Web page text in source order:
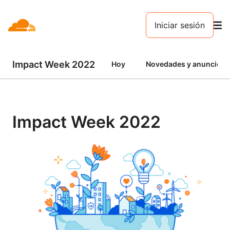
Iniciar sesión
Impact Week 2022 Hoy Novedades y anuncios
Impact Week 2022